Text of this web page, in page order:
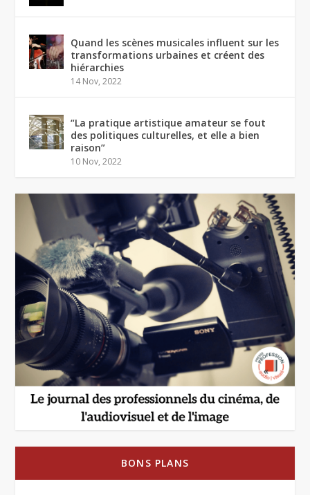
Quand les scènes musicales influent sur les
transformations urbaines et créent des
hiérarchies
14 Nov, 2022
“La pratique artistique amateur se fout
des politiques culturelles, et elle a bien
raison”
10 Nov, 2022
BONS PLANS